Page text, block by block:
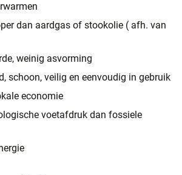
dan aardgas of stookolie ( afh. van
weinig asvorming
schoon, veilig en eenvoudig in gebruik
economie
voetafdruk dan fossiele